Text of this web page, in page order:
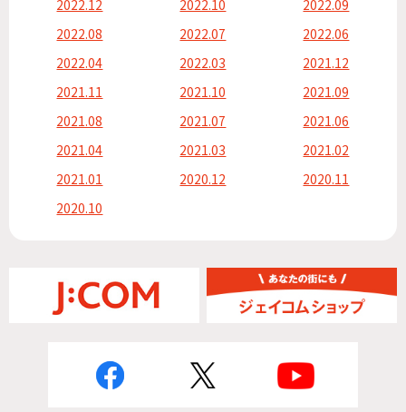
2022.12
2022.10
2022.09
2022.08
2022.07
2022.06
2022.04
2022.03
2021.12
2021.11
2021.10
2021.09
2021.08
2021.07
2021.06
2021.04
2021.03
2021.02
2021.01
2020.12
2020.11
2020.10